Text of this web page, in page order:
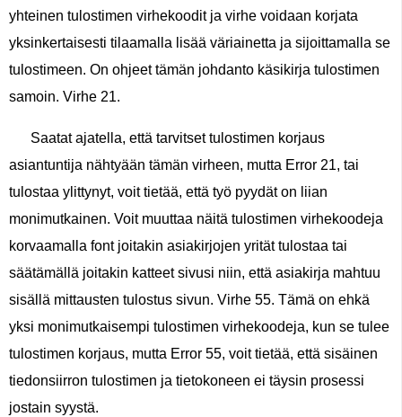
yhteinen tulostimen virhekoodit ja virhe voidaan korjata
yksinkertaisesti tilaamalla lisää väriainetta ja sijoittamalla se
tulostimeen. On ohjeet tämän johdanto käsikirja tulostimen
samoin. Virhe 21.
Saatat ajatella, että tarvitset tulostimen korjaus
asiantuntija nähtyään tämän virheen, mutta Error 21, tai
tulostaa ylittynyt, voit tietää, että työ pyydät on liian
monimutkainen. Voit muuttaa näitä tulostimen virhekoodeja
korvaamalla font joitakin asiakirjojen yrität tulostaa tai
säätämällä joitakin katteet sivusi niin, että asiakirja mahtuu
sisällä mittausten tulostus sivun. Virhe 55. Tämä on ehkä
yksi monimutkaisempi tulostimen virhekoodeja, kun se tulee
tulostimen korjaus, mutta Error 55, voit tietää, että sisäinen
tiedonsiirron tulostimen ja tietokoneen ei täysin prosessi
jostain syystä.